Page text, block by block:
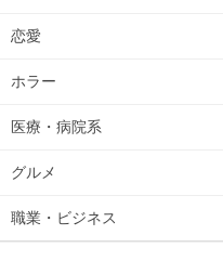
恋愛
ホラー
医療・病院系
グルメ
職業・ビジネス